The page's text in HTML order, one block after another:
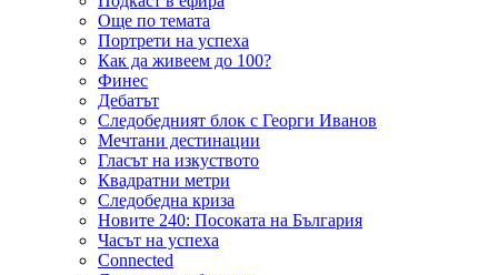
Още по темата
Портрети на успеха
Как да живеем до 100?
Финес
Дебатът
Следобедният блок с Георги Иванов
Мечтани дестинации
Гласът на изкуството
Квадратни метри
Следобедна криза
Новите 240: Посоката на България
Часът на успеха
Connected